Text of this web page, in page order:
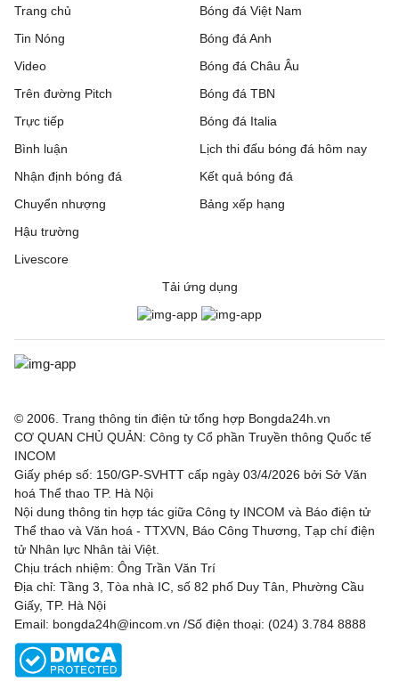
Trang chủ
Tin Nóng
Video
Trên đường Pitch
Trực tiếp
Bóng đá Việt Nam
Bóng đá Anh
Bóng đá Châu Âu
Bóng đá TBN
Bóng đá Italia
Bình luận
Nhận định bóng đá
Chuyển nhượng
Hậu trường
Livescore
Lịch thi đấu bóng đá hôm nay
Kết quả bóng đá
Bảng xếp hạng
Tải ứng dụng
© 2006. Trang thông tin điện tử tổng hợp Bongda24h.vn
CƠ QUAN CHỦ QUẢN: Công ty Cổ phần Truyền thông Quốc tế
INCOM
Giấy phép số: 150/GP-SVHTT cấp ngày 03/4/2026 bởi Sở Văn
hoá Thể thao TP. Hà Nội
Nội dung thông tin hợp tác giữa Công ty INCOM và Báo điện tử
Thể thao và Văn hoá - TTXVN, Báo Công Thương, Tạp chí điện
tử Nhân lực Nhân tài Việt.
Chịu trách nhiệm: Ông Trần Văn Trí
Địa chỉ: Tầng 3, Tòa nhà IC, số 82 phố Duy Tân, Phường Cầu
Giấy, TP. Hà Nội
Email: bongda24h@incom.vn /Số điện thoại: (024) 3.784 8888